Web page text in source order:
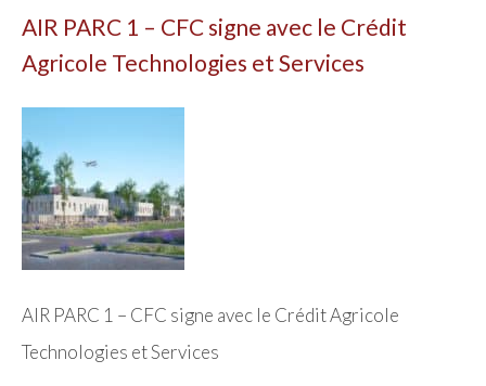
AIR PARC 1 – CFC signe avec le Crédit
Agricole Technologies et Services
AIR PARC 1 – CFC signe avec le Crédit Agricole
Technologies et Services